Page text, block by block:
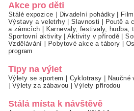
Akce pro děti
Stálé expozice Divadelní pohádky
Výstavy a veletrhy|Slavnosti Poutě a
a zámcích
Karnevaly, festivaly, hudba,
Sportovní aktivity|Aktivity v přírodě |
Vzdělávání
Pobytové akce a tábory
program
Tipy na výlet
Výlety se sportem Cyklotrasy Naučné
Výlety za zábavou |Výlety přírodou
Stálá místa k návštěvě